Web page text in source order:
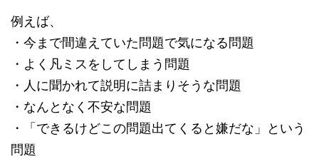
例えば、
・今まで間違えていた問題で気になる問題
・よく凡ミスをしてしまう問題
・人に聞かれて説明に詰まりそうな問題
・なんとなく不安な問題
・「できるけどこの問題出てくると嫌だな」という
問題